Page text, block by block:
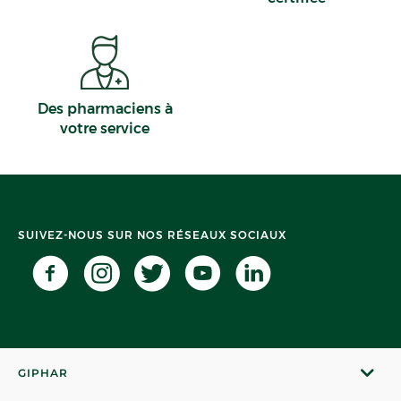
Des pharmaciens à
votre service
SUIVEZ-NOUS SUR NOS RÉSEAUX SOCIAUX
GIPHAR